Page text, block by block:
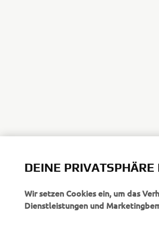
DEINE
Wir setzen Cookies ein, um das
Dienstleistungen und